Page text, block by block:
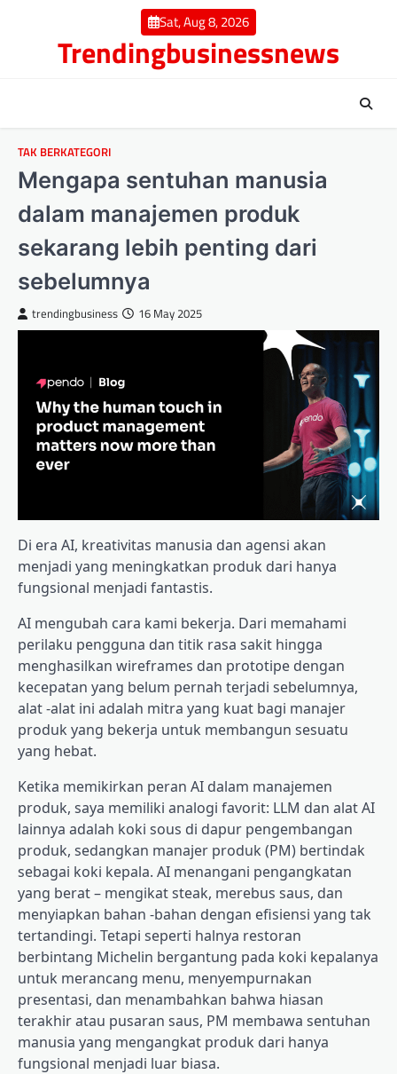
Sat, Aug 8, 2026
Trendingbusinessnews
TAK BERKATEGORI
Mengapa sentuhan manusia
dalam manajemen produk
sekarang lebih penting dari
sebelumnya
trendingbusiness 16 May 2025
Di era AI, kreativitas manusia dan agensi akan
menjadi yang meningkatkan produk dari hanya
fungsional menjadi fantastis.
AI mengubah cara kami bekerja. Dari memahami
perilaku pengguna dan titik rasa sakit hingga
menghasilkan wireframes dan prototipe dengan
kecepatan yang belum pernah terjadi sebelumnya,
alat -alat ini adalah mitra yang kuat bagi manajer
produk yang bekerja untuk membangun sesuatu
yang hebat.
Ketika memikirkan peran AI dalam manajemen
produk, saya memiliki analogi favorit: LLM dan alat AI
lainnya adalah koki sous di dapur pengembangan
produk, sedangkan manajer produk (PM) bertindak
sebagai koki kepala. AI menangani pengangkatan
yang berat – mengikat steak, merebus saus, dan
menyiapkan bahan -bahan dengan efisiensi yang tak
tertandingi. Tetapi seperti halnya restoran
berbintang Michelin bergantung pada koki kepalanya
untuk merancang menu, menyempurnakan
presentasi, dan menambahkan bahwa hiasan
terakhir atau pusaran saus, PM membawa sentuhan
manusia yang mengangkat produk dari hanya
fungsional menjadi luar biasa.